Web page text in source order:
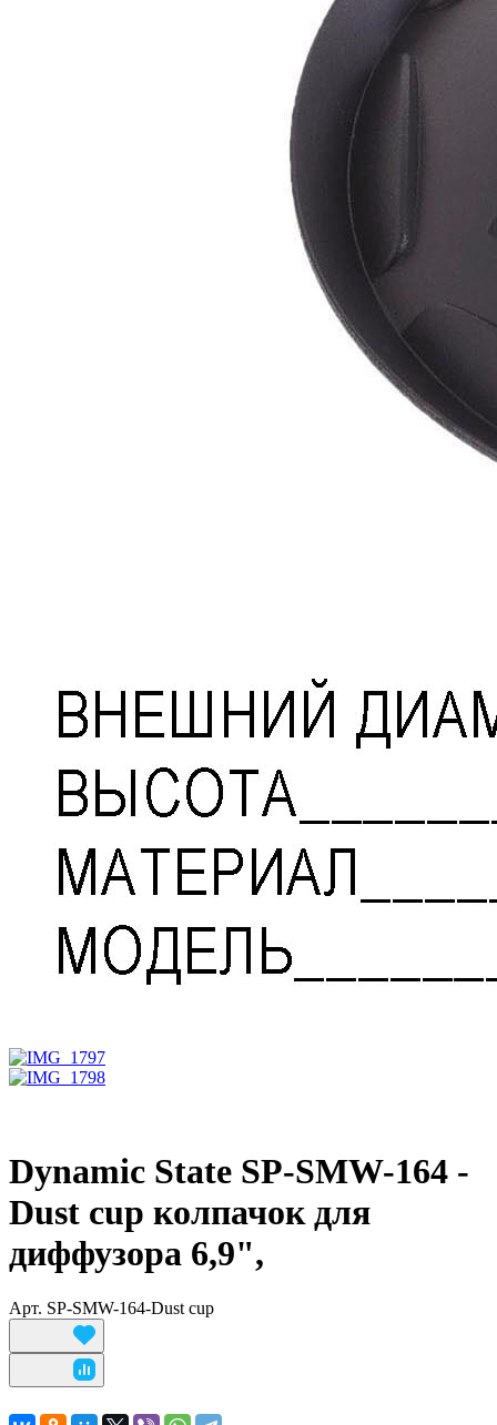
Dynamic State SP-SMW-164 -
Dust cup колпачок для
диффузора 6,9",
Арт. SP-SMW-164-Dust cup